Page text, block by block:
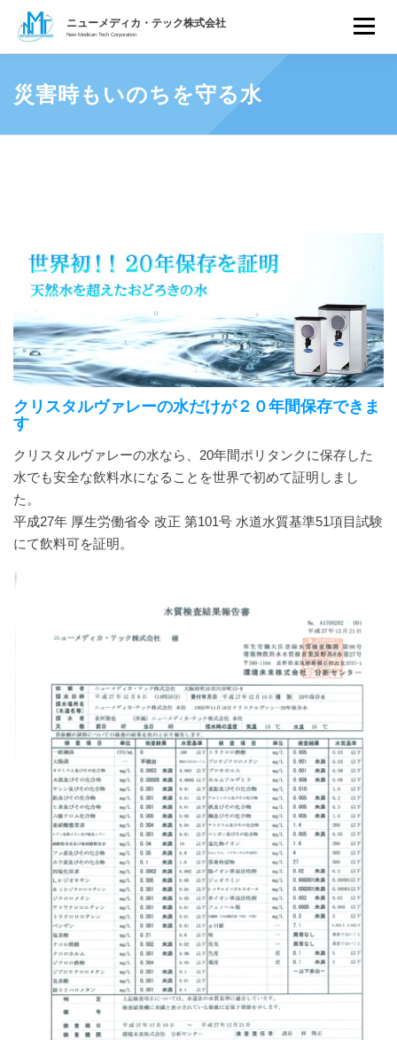
ニューメディカ・テック株式会社
New Medican Tech Corporation
テ
メニュ
ホーム 水の安全性について
製品紹介
災害時もいのちを守る水
クリスタルヴァレーの水だけが２０年間保存できま
す
クリスタルヴァレーの水なら、20年間ポリタンクに保存した
水でも安全な飲料水になることを世界で初めて証明しまし
た。
平成27年 厚生労働省令 改正 第101号 水道水質基準51項目試験
にて飲料可を証明。